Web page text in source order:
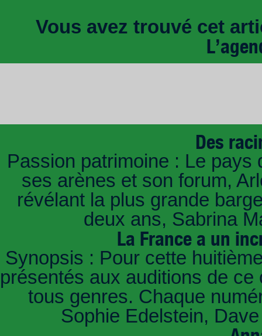
Vous avez trouvé cet
Des
Passion patrimoine : Le pays
ses arènes et son forum,
révélant la plus grande
deux ans, Sabrina
La France a un
Synopsis : Pour cette
présentés aux auditions de
tous genres. Chaque
Sophie Edelstein,